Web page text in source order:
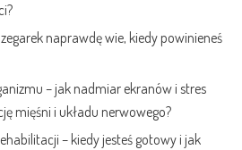
naprawdę wie, kiedy powinieneś
– jak nadmiar ekranów i stres
mięśni i układu nerwowego?
– kiedy jesteś gotowy i jak